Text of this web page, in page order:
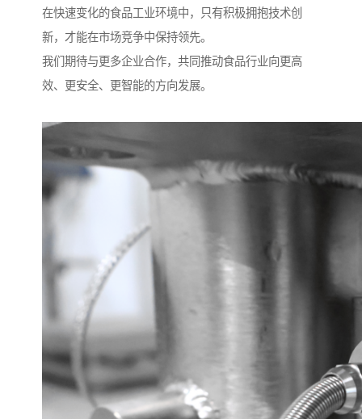
在快速变化的食品工业环境中，只有积极拥抱技术创
新，才能在市场竞争中保持领先。
我们期待与更多企业合作，共同推动食品行业向更高
效、更安全、更智能的方向发展。